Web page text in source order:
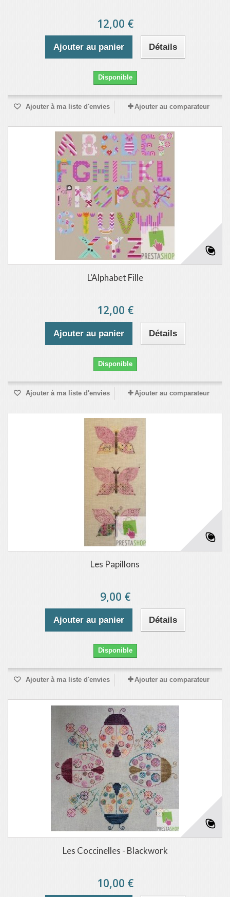
12,00 €
Ajouter au panier Détails
Disponible
Ajouter à ma liste d'envies Ajouter au comparateur
L'Alphabet Fille
12,00 €
Ajouter au panier Détails
Disponible
Ajouter à ma liste d'envies Ajouter au comparateur
Les Papillons
9,00 €
Ajouter au panier Détails
Disponible
Ajouter à ma liste d'envies Ajouter au comparateur
Les Coccinelles - Blackwork
10,00 €